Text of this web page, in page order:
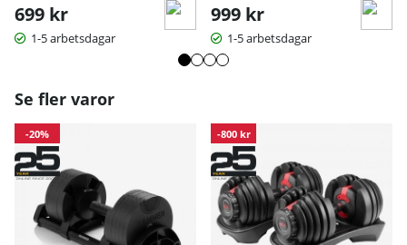
699 kr
1-5 arbetsdagar
999 kr
1-5 arbetsdagar
Se fler varor
-20% -800 kr